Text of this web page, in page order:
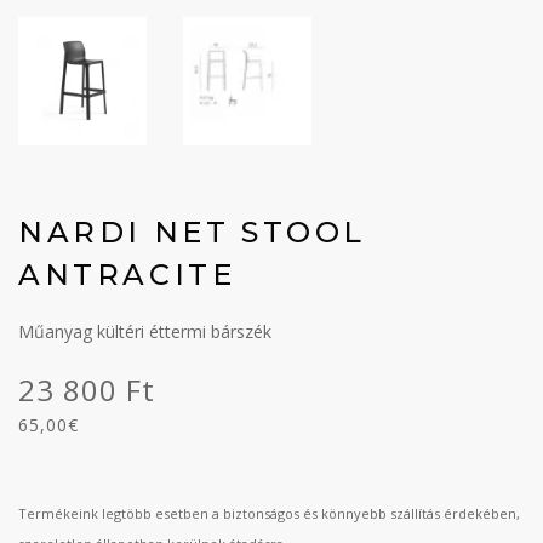
NARDI NET STOOL
ANTRACITE
Műanyag kültéri éttermi bárszék
23 800 Ft
65,00€
Termékeink legtöbb esetben a biztonságos és könnyebb szállítás érdekében,